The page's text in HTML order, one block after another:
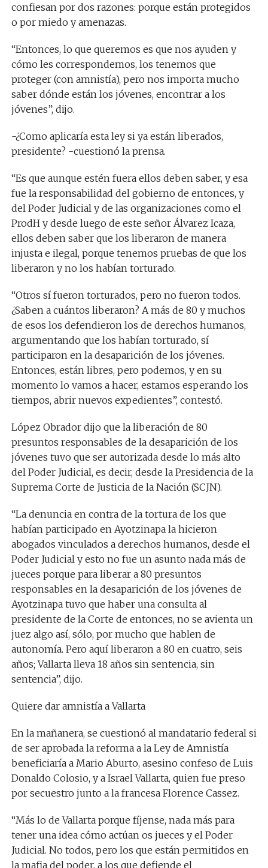
confiesan por dos razones: porque están protegidos
o por miedo y amenazas.
“Entonces, lo que queremos es que nos ayuden y
cómo les correspondemos, los tenemos que
proteger (con amnistía), pero nos importa mucho
saber dónde están los jóvenes, encontrar a los
jóvenes”, dijo.
-¿Como aplicaría esta ley si ya están liberados,
presidente? -cuestionó la prensa.
“Es que aunque estén fuera ellos deben saber, y esa
fue la responsabilidad del gobierno de entonces, y
del Poder Judicial y de las organizaciones como el
ProdH y desde luego de este señor Álvarez Icaza,
ellos deben saber que los liberaron de manera
injusta e ilegal, porque tenemos pruebas de que los
liberaron y no los habían torturado.
“Otros sí fueron torturados, pero no fueron todos.
¿Saben a cuántos liberaron? A más de 80 y muchos
de esos los defendieron los de derechos humanos,
argumentando que los habían torturado, sí
participaron en la desaparición de los jóvenes.
Entonces, están libres, pero podemos, y en su
momento lo vamos a hacer, estamos esperando los
tiempos, abrir nuevos expedientes”, contestó.
López Obrador dijo que la liberación de 80
presuntos responsables de la desaparición de los
jóvenes tuvo que ser autorizada desde lo más alto
del Poder Judicial, es decir, desde la Presidencia de la
Suprema Corte de Justicia de la Nación (SCJN).
“La denuncia en contra de la tortura de los que
habían participado en Ayotzinapa la hicieron
abogados vinculados a derechos humanos, desde el
Poder Judicial y esto no fue un asunto nada más de
jueces porque para liberar a 80 presuntos
responsables en la desaparición de los jóvenes de
Ayotzinapa tuvo que haber una consulta al
presidente de la Corte de entonces, no se avienta un
juez algo así, sólo, por mucho que hablen de
autonomía. Pero aquí liberaron a 80 en cuatro, seis
años; Vallarta lleva 18 años sin sentencia, sin
sentencia”, dijo.
Quiere dar amnistía a Vallarta
En la mañanera, se cuestionó al mandatario federal si
de ser aprobada la reforma a la Ley de Amnistía
beneficiaría a Mario Aburto, asesino confeso de Luis
Donaldo Colosio, y a Israel Vallarta, quien fue preso
por secuestro junto a la francesa Florence Cassez.
“Más lo de Vallarta porque fíjense, nada más para
tener una idea cómo actúan os jueces y el Poder
Judicial. No todos, pero los que están permitidos en
la mafia del poder, a los que defiende el